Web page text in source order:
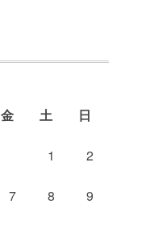
金 土 日
1 2
7 8 9